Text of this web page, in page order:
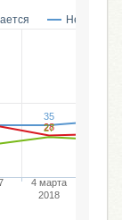
35
28
27
Не
4 марта
2018